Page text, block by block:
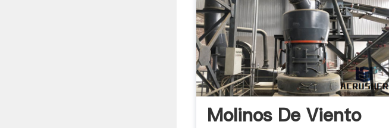
Molinos De Viento